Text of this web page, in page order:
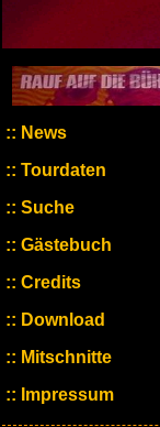
News
Tourdaten
Suche
Gästebuch
Credits
Download
Mitschnitte
Impressum